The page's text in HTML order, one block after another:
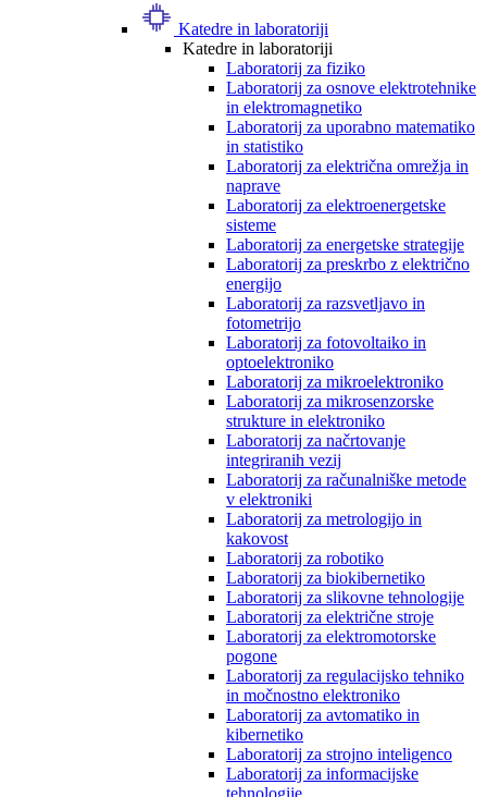
Katedre in laboratoriji
Katedre in laboratoriji
Laboratorij za fiziko
Laboratorij za osnove elektrotehnike
in elektromagnetiko
Laboratorij za uporabno matematiko
in statistiko
Laboratorij za električna omrežja in
naprave
Laboratorij za elektroenergetske
sisteme
Laboratorij za energetske strategije
Laboratorij za preskrbo z električno
energijo
Laboratorij za razsvetljavo in
fotometrijo
Laboratorij za fotovoltaiko in
optoelektroniko
Laboratorij za mikroelektroniko
Laboratorij za mikrosenzorske
strukture in elektroniko
Laboratorij za načrtovanje
integriranih vezij
Laboratorij za računalniške metode
v elektroniki
Laboratorij za metrologijo in
kakovost
Laboratorij za robotiko
Laboratorij za biokibernetiko
Laboratorij za slikovne tehnologije
Laboratorij za električne stroje
Laboratorij za elektromotorske
pogone
Laboratorij za regulacijsko tehniko
in močnostno elektroniko
Laboratorij za avtomatiko in
kibernetiko
Laboratorij za strojno inteligenco
Laboratorij za informacijske
tehnologije